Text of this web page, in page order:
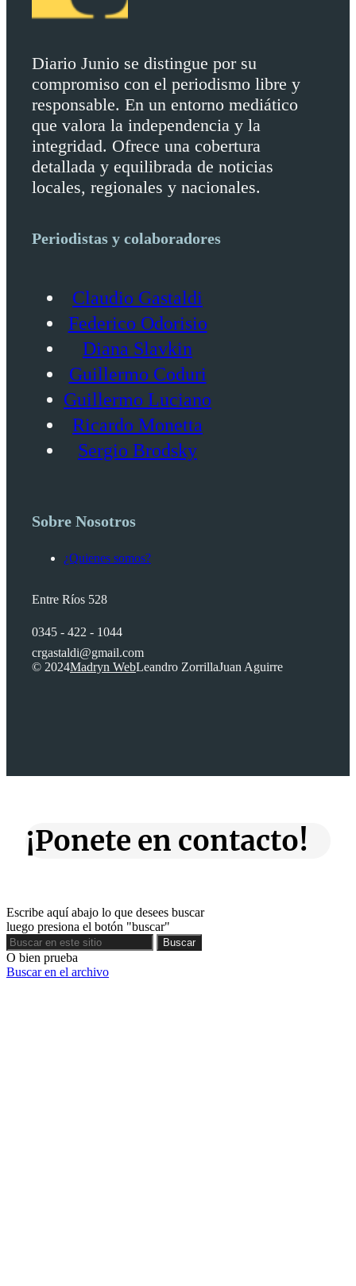
Diario Junio se distingue por su
compromiso con el periodismo libre y
responsable. En un entorno mediático
que valora la independencia y la
integridad. Ofrece una cobertura
detallada y equilibrada de noticias
locales, regionales y nacionales.
Periodistas y colaboradores
Claudio Gastaldi
Federico Odorisio
Diana Slavkin
Guillermo Coduri
Guillermo Luciano
Ricardo Monetta
Sergio Brodsky
Sobre Nosotros
¿Quienes somos?
Entre Ríos 528
0345 - 422 - 1044
crgastaldi@gmail.com
© 2024Madryn WebLeandro ZorrillaJuan Aguirre
¡Ponete en contacto!
Escribe aquí abajo lo que desees buscar
luego presiona el botón "buscar"
Buscar
Buscar
O bien prueba
Buscar en el archivo